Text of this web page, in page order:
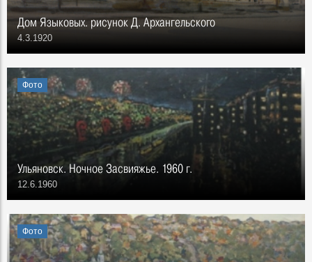
Дом Языковых. рисунок Д. Архангельского
4.3.1920
Фото
Ульяновск. Ночное Засвияжье. 1960 г.
12.6.1960
Фото